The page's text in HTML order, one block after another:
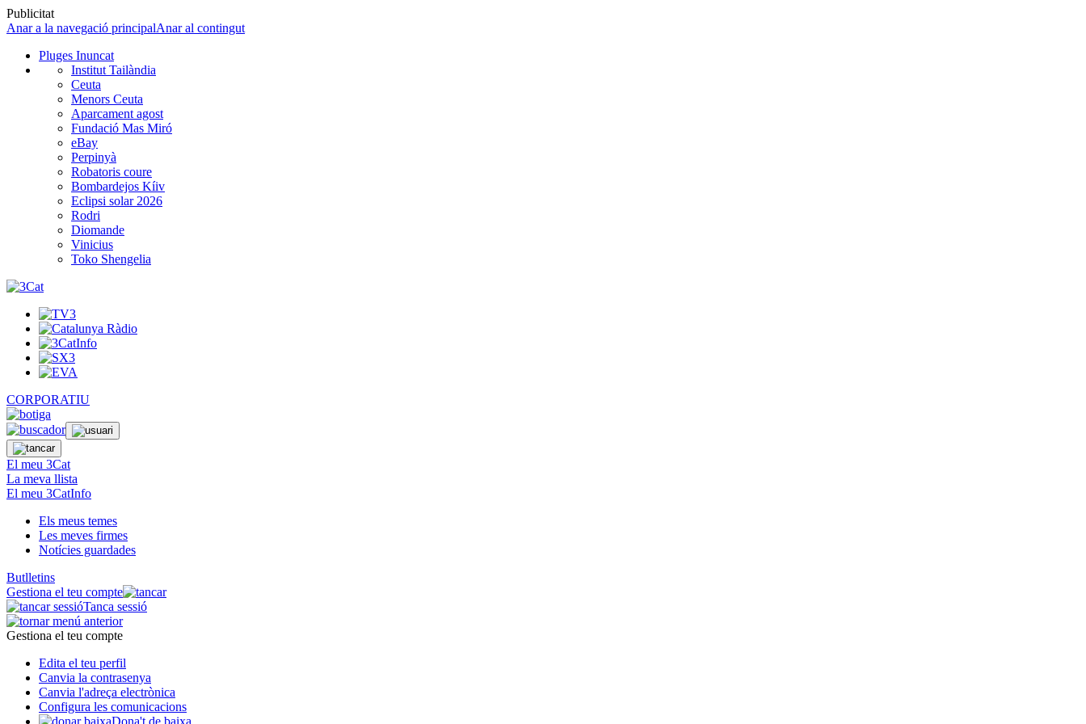
Publicitat
Anar a la navegació principalAnar al contingut
Pluges Inuncat
Institut Tailàndia
Ceuta
Menors Ceuta
Aparcament agost
Fundació Mas Miró
eBay
Perpinyà
Robatoris coure
Bombardejos Kíiv
Eclipsi solar 2026
Rodri
Diomande
Vinicius
Toko Shengelia
CORPORATIU
El meu 3Cat
La meva llista
El meu 3CatInfo
Els meus temes
Les meves firmes
Notícies guardades
Butlletins
Gestiona el teu compte
Tanca sessió
Gestiona el teu compte
Edita el teu perfil
Canvia la contrasenya
Canvia l'adreça electrònica
Configura les comunicacions
Dona't de baixa